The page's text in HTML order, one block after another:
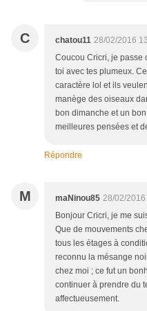
C chatou11 28/02/2016
Coucou Cricri, je passe
toi avec tes plumeux.
caractère lol et ils
manège des oiseaux
bon dimanche et un
meilleures pensées et
Répondre
M maNinou85 28/02/2016
Bonjour Cricri, je me
Que de mouvements
tous les étages à
reconnu la mésange
chez moi ; ce fut un
continuer à prendre du
affectueusement.